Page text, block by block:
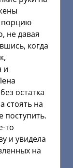
порцию
не давая
когда
и
остатка
стоять на
поступить.
то
и увидела
на